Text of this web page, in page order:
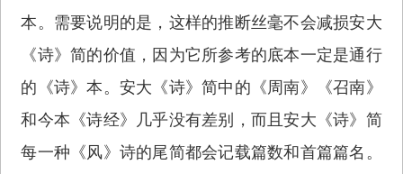
本。需要说明的是，这样的推断丝毫不会减损安大
《诗》简的价值，因为它所参考的底本一定是通行
的《诗》本。安大《诗》简中的《周南》《召南》
和今本《诗经》几乎没有差别，而且安大《诗》简
每一种《风》诗的尾简都会记载篇数和首篇篇名。